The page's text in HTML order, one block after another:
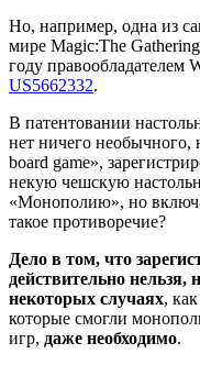
Но, например, одна из
мире Magic:The
году правообладателем
US5662332.
В патентовании
нет ничего необычного,
board game»,
некую чешскую
«Монополию», но
такое противоречие?
Дело в том, что
действительно
некоторых случаях,
которые смогли
игр, даже необходимо.